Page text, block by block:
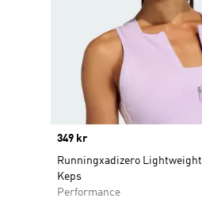
Price
349 kr
Runningxadizero Lightweight
Keps
Performance